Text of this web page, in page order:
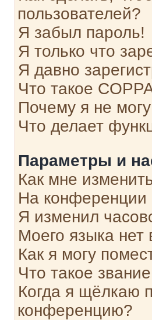
пользователей?
Я забыл пароль!
Я только что
Я давно
Что такое
Почему я не
Что делает
Параметры и
Как мне
На конференции
Я изменил
Моего языка нет
Как я могу
Что такое
Когда я щёлкаю
конференцию?